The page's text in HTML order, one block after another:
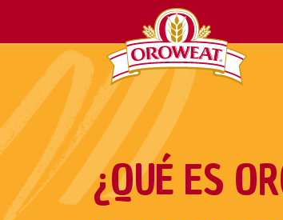
¿QUÉ ES